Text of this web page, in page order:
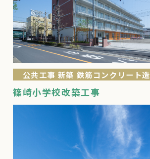
公共工事 新築 鉄筋コンクリート造
篠崎小学校改築工事